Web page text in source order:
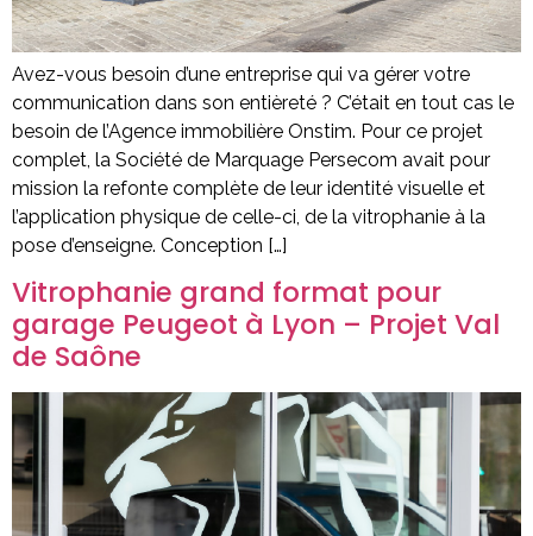
Avez-vous besoin d’une entreprise qui va gérer votre
communication dans son entièreté ? C’était en tout cas le
besoin de l’Agence immobilière Onstim. Pour ce projet
complet, la Société de Marquage Persecom avait pour
mission la refonte complète de leur identité visuelle et
l’application physique de celle-ci, de la vitrophanie à la
pose d’enseigne. Conception […]
Vitrophanie grand format pour
garage Peugeot à Lyon – Projet Val
de Saône